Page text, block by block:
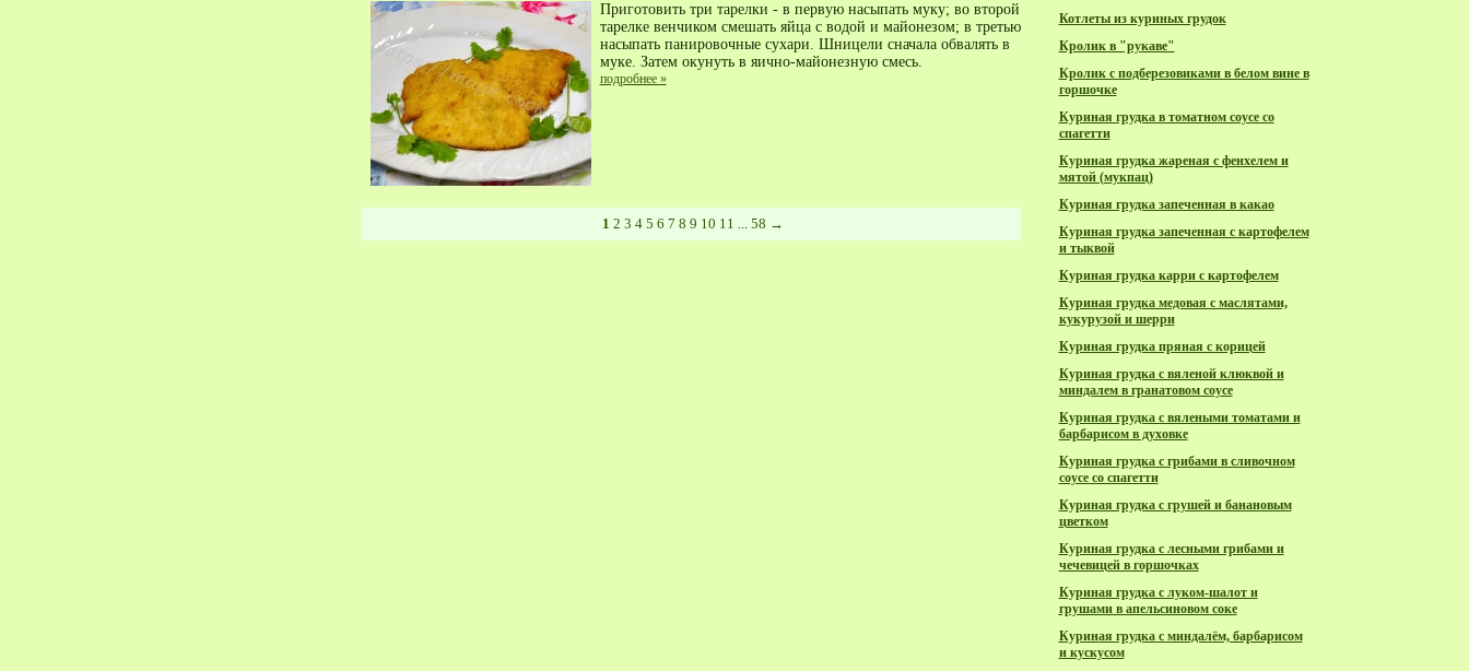
Приготовить три тарелки - в первую насыпать муку; во второй
тарелке венчиком смешать яйца с водой и майонезом; в третью
насыпать панировочные сухари. Шницели сначала обвалять в
муке. Затем окунуть в яично-майонезную смесь.
подробнее »
1 2 3 4 5 6 7 8 9 10 11 ... 58 →
Котлеты из куриных грудок
Кролик в "рукаве"
Кролик с подберезовиками в белом вине в
горшочке
Куриная грудка в томатном соусе со
спагетти
Куриная грудка жареная с фенхелем и
мятой (мукпац)
Куриная грудка запеченная в какао
Куриная грудка запеченная с картофелем
и тыквой
Куриная грудка карри с картофелем
Куриная грудка медовая с маслятами,
кукурузой и шерри
Куриная грудка пряная с корицей
Куриная грудка с вяленой клюквой и
миндалем в гранатовом соусе
Куриная грудка с вялеными томатами и
барбарисом в духовке
Куриная грудка с грибами в сливочном
соусе со спагетти
Куриная грудка с грушей и банановым
цветком
Куриная грудка с лесными грибами и
чечевицей в горшочках
Куриная грудка с луком-шалот и
грушами в апельсиновом соке
Куриная грудка с миндалём, барбарисом
и кускусом